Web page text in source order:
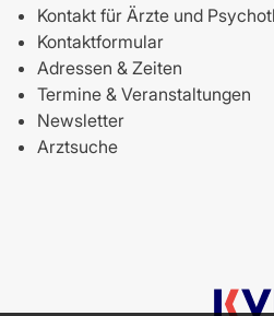
Kontakt für Ärzte und
Kontaktformular
Adressen & Zeiten
Termine & Veranstaltungen
Newsletter
Arztsuche